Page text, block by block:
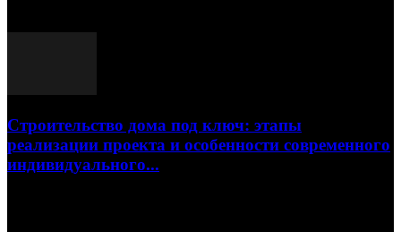
Строительство дома под ключ: этапы
реализации проекта и особенности современного
индивидуального...